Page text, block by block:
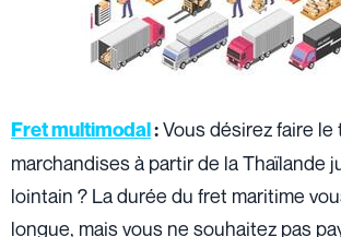
Fret multimodal:Vous désirez faire
marchandises à partir de la Thaïlande
lointain ? La durée du fret maritime
longue, mais vous ne souhaitez pas